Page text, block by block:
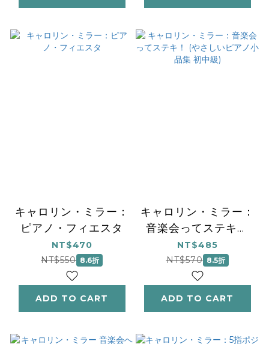
キャロリン・ミラー：
ピアノ・フィエスタ
NT$470
NT$550 8.6折
ADD TO CART
キャロリン・ミラー：
音楽会ってステキ！
(やさしいピアノ小品
集 初中級)
NT$485
NT$570 8.5折
ADD TO CART